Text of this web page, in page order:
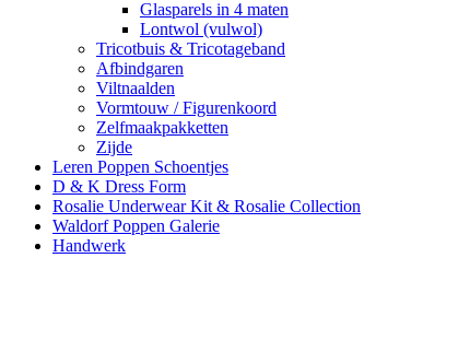
Glasparels in 4 maten
Lontwol (vulwol)
Tricotbuis & Tricotageband
Afbindgaren
Viltnaalden
Vormtouw / Figurenkoord
Zelfmaakpakketten
Zijde
Leren Poppen Schoentjes
D & K Dress Form
Rosalie Underwear Kit & Rosalie Collection
Waldorf Poppen Galerie
Handwerk